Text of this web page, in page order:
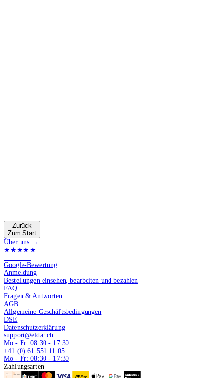
Zurück
Zum Start
Über uns →
★★★★★
Google-Bewertung
Anmeldung
Bestellungen einsehen, bearbeiten und bezahlen
FAQ
Fragen & Antworten
AGB
Allgemeine Geschäftsbedingungen
DSE
Datenschutzerklärung
support@eldar.ch
Mo - Fr: 08:30 - 17:30
+41 (0) 61 551 11 05
Mo - Fr: 08:30 - 17:30
Zahlungsarten